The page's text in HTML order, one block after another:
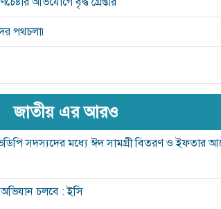
পথচলা৷
জাতীয় এর আরও
সদস্যদের মধ্যে ঈদ সামগ্রী বিতরণ ও ইফতার
চলবে : ইসি